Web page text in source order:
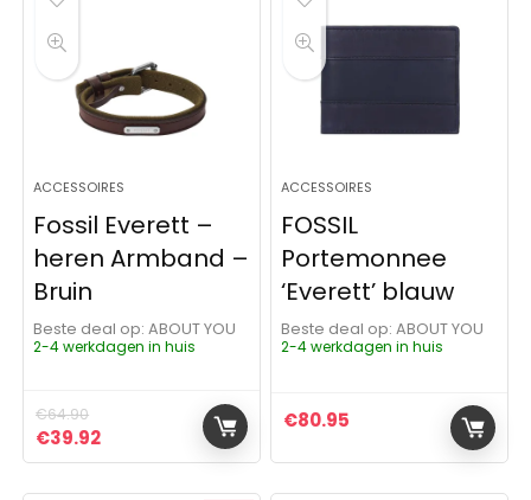
ACCESSOIRES
Fossil Everett –
heren Armband –
Bruin
Beste deal op:
ABOUT YOU
2-4 werkdagen in huis
€64.90
Oorspronkelijke prijs was: €64.90.
€39.92Huidige prijs is: €39.92.
ACCESSOIRES
FOSSIL
Portemonnee
‘Everett’ blauw
Beste deal op:
ABOUT YOU
2-4 werkdagen in huis
€80.95